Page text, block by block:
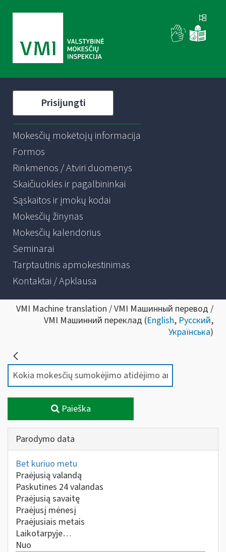
Prisijungti
Mokesčių mokėtojų informacija
Formos
Rinkmenos / Atviri duomenys
Skaičiuoklės ir pagalbininkai
Sąskaitos ir įmokų kodai
Mokesčių žinynas
Mokesčių kalendorius
Seminarai
Tarptautinis apmokestinimas
Kontaktai / Apklausa
VMI Machine translation / VMI Машинный перевод /
VMI Машинний переклад (English, Русский,
Українська)
Paieška
Parodymo data
Bet kuriuo metu
Praėjusią valandą
Paskutines 24 valandas
Praėjusią savaitę
Praėjusį mėnesį
Praėjusiais metais
Laikotarpyje…
Nuo